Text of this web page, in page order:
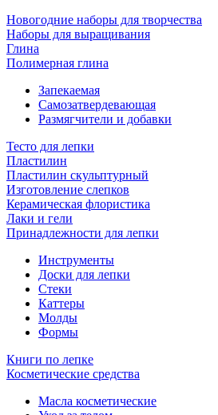
Новогодние наборы для творчества
Наборы для выращивания
Глина
Полимерная глина
Запекаемая
Самозатвердевающая
Размягчители и добавки
Тесто для лепки
Пластилин
Пластилин скульптурный
Изготовление слепков
Керамическая флористика
Лаки и гели
Принадлежности для лепки
Инструменты
Доски для лепки
Стеки
Каттеры
Молды
Формы
Книги по лепке
Косметические средства
Масла косметические